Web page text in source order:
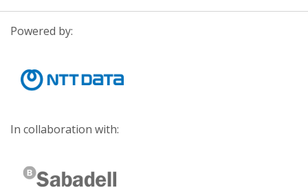
Powered by:
In collaboration with: